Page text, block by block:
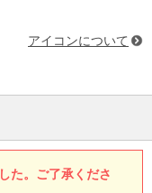
アイコンについて
た。ご了承くださ